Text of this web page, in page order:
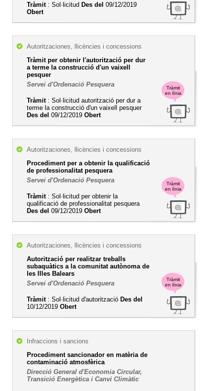
Tràmit: Sol·licitud Des del 09/12/2019
Obert
Tràmit
en línia
Autoritzaciones, llicències i concessions
Tràmit per obtenir l'autorització per dur
a terme la construcció d'un vaixell
pesquer
Servei d'Ordenació Pesquera
Tràmit: Sol·licitud autorització per dur a
terme la construcció d'un vaixell pesquer
Des del 09/12/2019 Obert
Tràmit
en línia
Autoritzaciones, llicències i concessions
Procediment per a obtenir la qualificació
de professionalitat pesquera
Servei d'Ordenació Pesquera
Tràmit: Sol·licitud per obtenir la
qualificació de professionalitat pesquera
Des del 09/12/2019 Obert
Tràmit
en línia
Autoritzaciones, llicències i concessions
Autorització per realitzar treballs
subaquàtics a la comunitat autònoma de
les Illes Balears
Servei d'Ordenació Pesquera
Tràmit: Sol·licitud d'autorització Des del
10/12/2019 Obert
Infraccions i sancions
Procediment sancionador en matèria de
contaminació atmosfèrica
Direcció General d'Economia Circular,
Transició Energètica i Canvi Climàtic